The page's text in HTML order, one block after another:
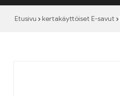
Etusivu kertakäyttöiset E-savut